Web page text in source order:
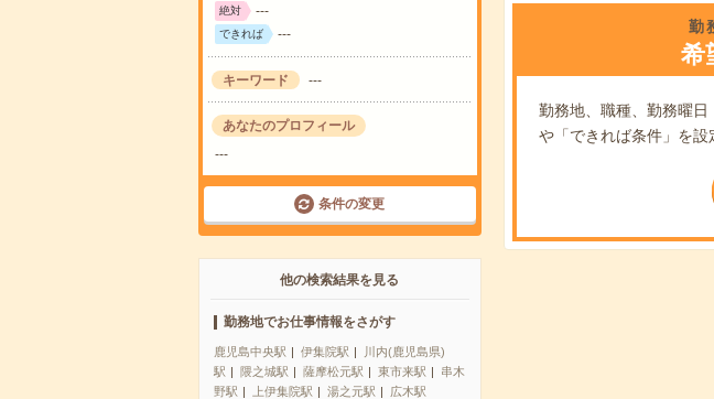
絶対 ---
できれば ---
キーワード ---
あなたのプロフィール
---
条件の変更
他の検索結果を見る
勤務地でお仕事情報をさがす
鹿児島中央駅 伊集院駅
川内(鹿児島県)
駅
隈之城駅 薩摩松元駅 東市来駅
串木
野駅
上伊集院駅 湯之元駅 広木駅
勤
希
勤務地、職種、勤務曜日
や「できれば条件」を